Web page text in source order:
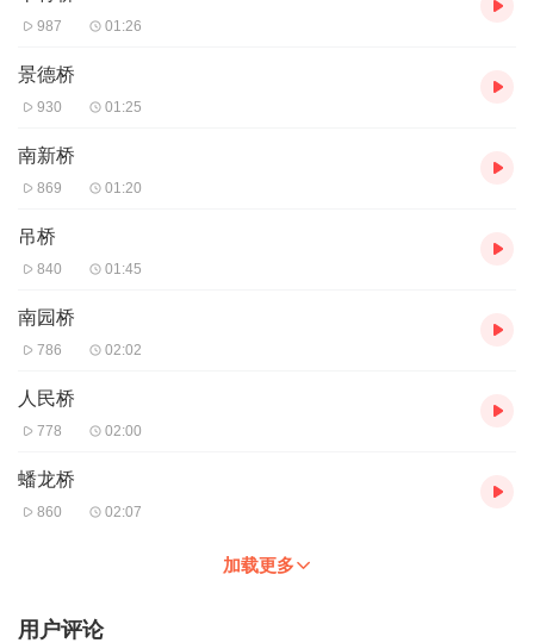
边拥有典型仿古建筑，能让人感受到不同时代的苏城韵味。 此外，
灯初上的时候，苏州古运河畔的景色就愈发迷人，会给人一种置身
灯影中的水乡天堂的错觉，绝对是不容错过的震撼美景。 好了，说
音频来源于链景旅行
987 01:26
景德桥
930 01:25
南新桥
869 01:20
吊桥
840 01:45
南园桥
786 02:02
人民桥
778 02:00
蟠龙桥
860 02:07
加载更多
用户评论